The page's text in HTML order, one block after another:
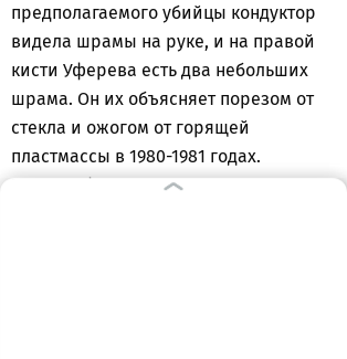
предполагаемого убийцы кондуктор
видела шрамы на руке, и на правой
кисти Уферева есть два небольших
шрама. Он их объясняет порезом от
стекла и ожогом от горящей
пластмассы в 1980-1981 годах.
Полиграфическое исследование